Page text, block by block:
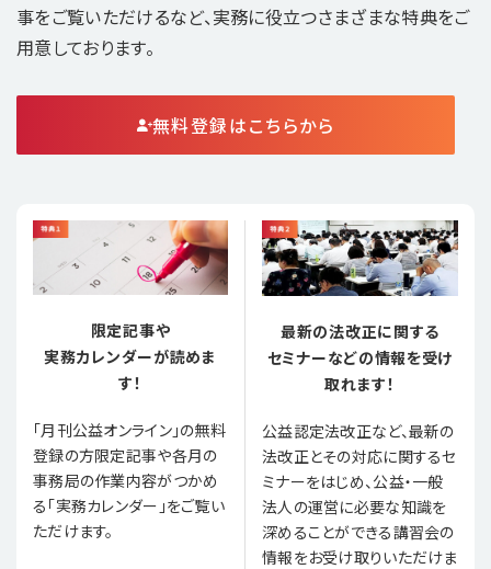
事をご覧いただけるなど、実務に役立つさまざまな特典をご
用意しております。
無料登録はこちらから
限定記事や
実務カレンダーが読めま
す！
「月刊公益オンライン」の無料
登録の方限定記事や各月の
事務局の作業内容がつかめ
る「実務カレンダー」をご覧い
ただけます。
最新の法改正に関する
セミナーなどの情報を受け
取れます！
公益認定法改正など、最新の
法改正とその対応に関するセ
ミナーをはじめ、公益・一般
法人の運営に必要な知識を
深めることができる講習会の
情報をお受け取りいただけま